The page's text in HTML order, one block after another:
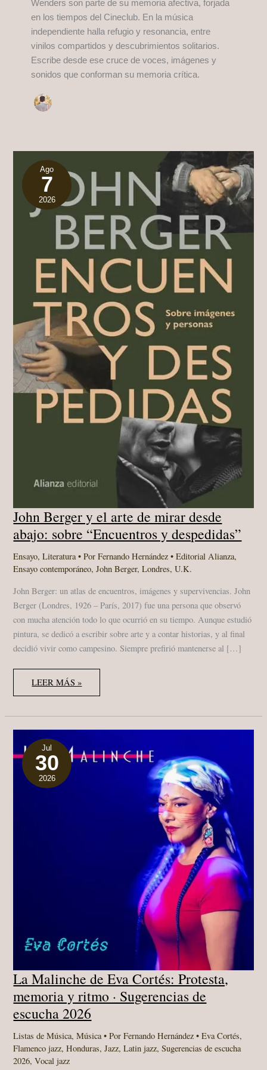
Wenders son parte de su memoria afectiva, forjada
en los tiempos del Cineclub. En la música
independiente halla refugio y resonancia, entre
vinilos compartidos y descubrimientos solitarios.
Escribe desde ese cruce de voces, imágenes y
sonidos que conforman su memoria crítica.
Ago
7
2026
John Berger y el arte de mirar desde
abajo: sobre “Encuentros y despedidas”
Ensayo,Literatura• PorFernando Hernández•Editorial Alianza,
Ensayo contemporáneo,John Berger,Londres,U.K.
John Berger: un atlas de encuentros, imágenes y supervivencias. John
Berger (Londres, 1926 – París, 2017) fue una persona que observó
con mucha atención todo lo que ocurrió en su tiempo. Aunque estudió
pintura, se dedicó a escribir sobre arte y a contar historias, y al final
decidió vivir como campesino. Siempre prefirió mantenerse al […]
JOHN
BERGER
Y
ARTE
MIRAR
DESDE
ABAJO:
SOBRE
“ENCUENTROS
Y
DESPEDIDAS”
LEER MÁS »
Jul
30
2026
La Malinche de Eva Cortés: Protesta,
memoria y ritmo · Sugerencias de
escucha 2026
Listas de Música,Música• PorFernando Hernández•Eva Cortés,
Flamenco jazz,Honduras,Jazz,Latin jazz,Sugerencias de escucha
2026,Vocal jazz